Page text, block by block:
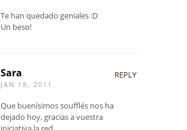
Te han quedado geniales :D
Un beso!
Sara
JAN 18, 2011
REPLY
Que buenísimos soufflés nos ha
dejado hoy, gracias a vuestra